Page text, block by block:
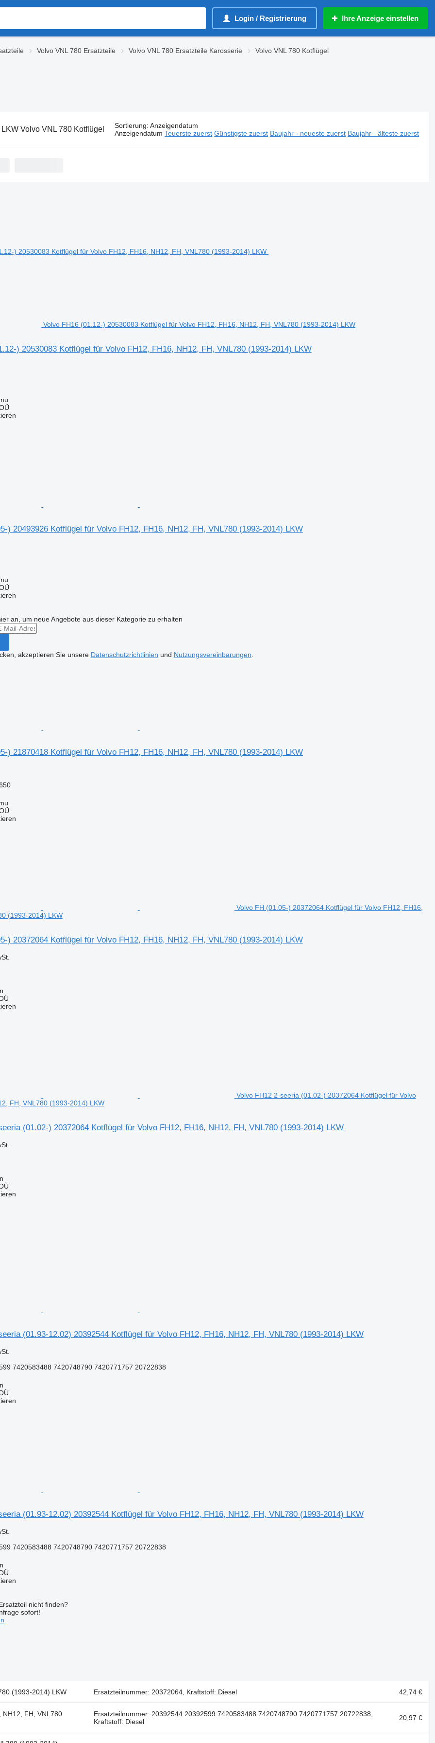
Login / Registrierung Ihre Anzeige einstellen
Volvo VNL 780 Ersatzteile Volvo VNL 780 Ersatzteile Karosserie
Volvo VNL 780 Kotflügel
LKW Volvo VNL 780 Kotflügel Sortierung: Anzeigendatum
Anzeigendatum Teuerste zuerst Günstigste zuerst Baujahr - neueste zuerst Baujahr - älteste zuerst
Volvo FH16 (01.12-) 20530083 Kotflügel für Volvo FH12, FH16, NH12, FH, VNL780 (1993-2014) LKW
) 20530083 Kotflügel für Volvo FH12, FH16, NH12, FH, VNL780 (1993-2014) LKW
) 20493926 Kotflügel für Volvo FH12, FH16, NH12, FH, VNL780 (1993-2014) LKW
an, um neue Angebote aus dieser Kategorie zu erhalten
akzeptieren Sie unsere Datenschutzrichtlinien und Nutzungsvereinbarungen
) 21870418 Kotflügel für Volvo FH12, FH16, NH12, FH, VNL780 (1993-2014) LKW
Volvo FH (01.05-) 20372064 Kotflügel für Volvo FH12, FH16,
(1993-2014) LKW
) 20372064 Kotflügel für Volvo FH12, FH16, NH12, FH, VNL780 (1993-2014) LKW
Volvo FH12 2-seeria (01.02-) 20372064 Kotflügel für Volvo
FH, VNL780 (1993-2014) LKW
(01.02-) 20372064 Kotflügel für Volvo FH12, FH16, NH12, FH, VNL780 (1993-2014) LKW
(01.93-12.02) 20392544 Kotflügel für Volvo FH12, FH16, NH12, FH, VNL780 (1993-2014) LKW
7420583488 7420748790 7420771757 20722838
(01.93-12.02) 20392544 Kotflügel für Volvo FH12, FH16, NH12, FH, VNL780 (1993-2014) LKW
7420583488 7420748790 7420771757 20722838
nicht finden?
sofort!
(1993-2014) LKW Ersatzteilnummer: 20372064, Kraftstoff: Diesel 42,74 €
FH, VNL780
Ersatzteilnummer: 20392544 20392599 7420583488 7420748790 7420771757 20722838,
Kraftstoff: Diesel
20,97 €